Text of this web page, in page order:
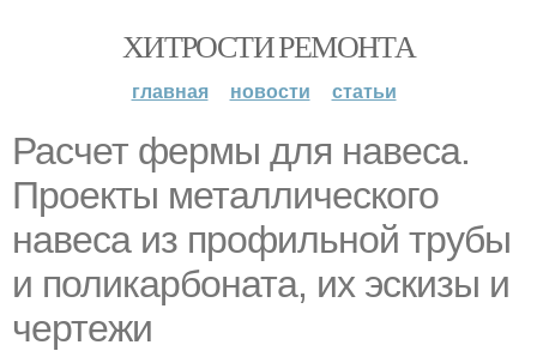
ХИТРОСТИ РЕМОНТА
главная новости статьи
Расчет фермы для навеса.
Проекты металлического
навеса из профильной трубы
и поликарбоната, их эскизы и
чертежи